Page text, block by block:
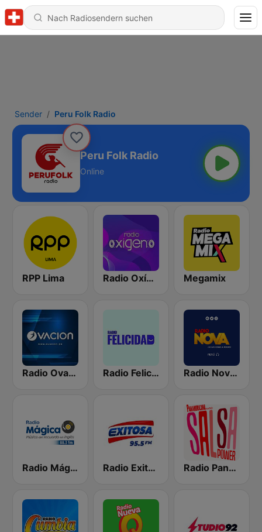
Sender Peru Folk Radio
Peru Folk Radio
Online
RPP Lima Radio Oxígeno Megamix
Radio Ovación Radio Felicidad Radio Nova Perú
Radio Mágica 88.3 FM Radio Exitosa Radio Panamericana - Salsa Power